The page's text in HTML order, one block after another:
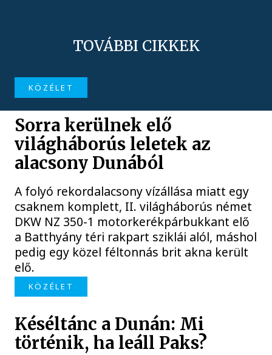
TOVÁBBI CIKKEK
KÖZÉLET
Sorra kerülnek elő
világháborús leletek az
alacsony Dunából
A folyó rekordalacsony vízállása miatt egy
csaknem komplett, II. világháborús német
DKW NZ 350-1 motorkerékpárbukkant elő
a Batthyány téri rakpart sziklái alól, máshol
pedig egy közel féltonnás brit akna került
elő.
KÖZÉLET
Késéltánc a Dunán: Mi
történik, ha leáll Paks?